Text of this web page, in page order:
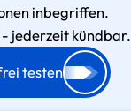
inbegriffen.
- jederzeit kündbar.
testen